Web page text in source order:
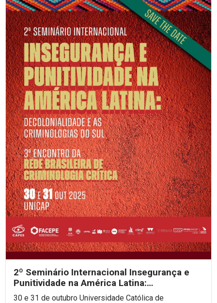
2º Seminário Internacional Insegurança e
Punitividade na América Latina:
decolonialidade e as...
30 e 31 de outubro Universidade Católica de